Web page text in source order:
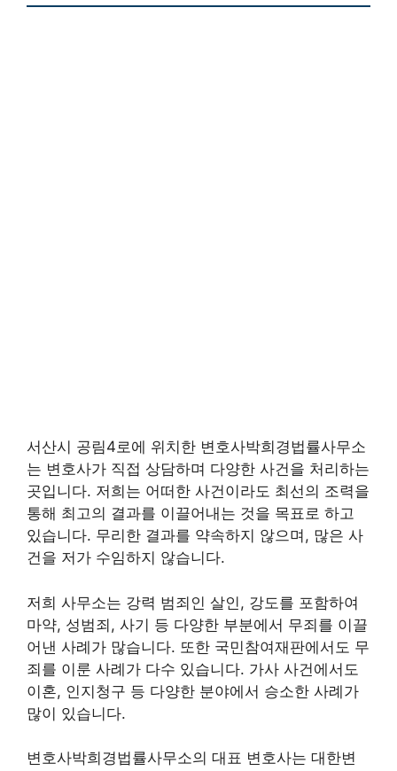
서산시 공림4로에 위치한 변호사박희경법률사무소
는 변호사가 직접 상담하며 다양한 사건을 처리하는
곳입니다. 저희는 어떠한 사건이라도 최선의 조력을
통해 최고의 결과를 이끌어내는 것을 목표로 하고
있습니다. 무리한 결과를 약속하지 않으며, 많은 사
건을 저가 수임하지 않습니다.
저희 사무소는 강력 범죄인 살인, 강도를 포함하여
마약, 성범죄, 사기 등 다양한 부분에서 무죄를 이끌
어낸 사례가 많습니다. 또한 국민참여재판에서도 무
죄를 이룬 사례가 다수 있습니다. 가사 사건에서도
이혼, 인지청구 등 다양한 분야에서 승소한 사례가
많이 있습니다.
변호사박희경법률사무소의 대표 변호사는 대한변